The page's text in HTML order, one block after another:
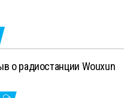
о радиостанции Wouxun